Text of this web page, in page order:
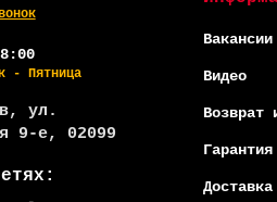
-5% ОНЛАЙН